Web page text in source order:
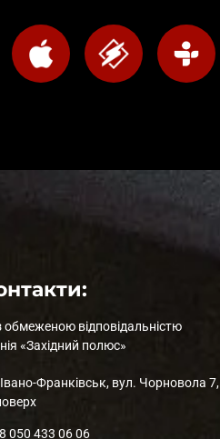
обмеженою відповідальністю
«Західний полюс»
Франківськ, вул. Чорновола 7,
050 433 06 06